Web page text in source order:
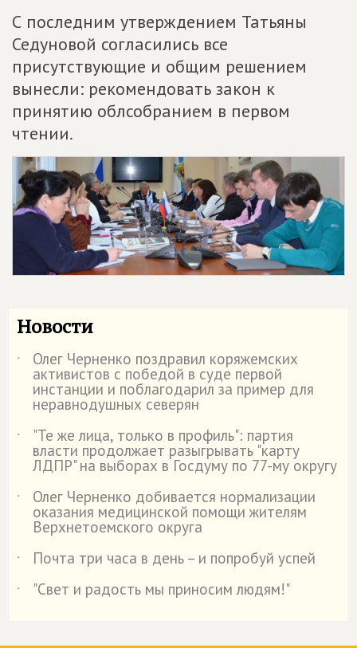
С последним утверждением Татьяны
Седуновой согласились все
присутствующие и общим решением
вынесли: рекомендовать закон к
принятию облсобранием в первом
чтении.
Новости
˙ Олег Черненко поздравил коряжемских
активистов с победой в суде первой
инстанции и поблагодарил за пример для
неравнодушных северян
˙
"Те же лица, только в профиль": партия
власти продолжает разыгрывать "карту
ЛДПР" на выборах в Госдуму по 77-му округу
˙
Олег Черненко добивается нормализации
оказания медицинской помощи жителям
Верхнетоемского округа
˙
Почта три часа в день – и попробуй успей
˙
"Свет и радость мы приносим людям!"